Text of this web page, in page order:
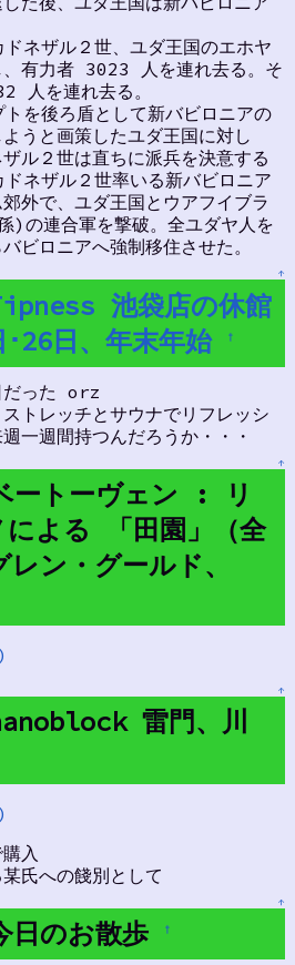
ネザル２世、ユダ王国のエホヤ
、有力者 3023 人を連れ去る。そ
人を連れ去る。
を後ろ盾として新バビロニアの
うと画策したユダ王国に対し
ル２世は直ちに派兵を決意する
ネザル２世率いる新バビロニア
外で、ユダ王国とウアフイブラ
)の連合軍を撃破。全ユダヤ人を
ビロニアへ強制移住させた。
↑
池袋店の休館
26日、年末年始
†
だった orz
トレッチとサウナでリフレッシ
一週間持つんだろうか・・・
↑
トーヴェン : リ
よる 「田園」（全
レン・グールド、
↑
雷門、川
入
氏への餞別として
↑
のお散歩 †